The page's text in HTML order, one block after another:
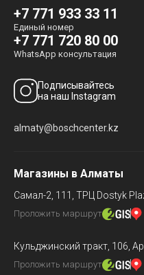
+7 771 933 33 11
Единый номер
+7 771 720 80 00
WhatsApp консультация
Подписывайтесь
на наш Instagram
almaty@boschcenter.kz
Магазины в Алматы
Самал-2, 111, ТРЦ Dostyk
Проложить маршрут
Кульджинский тракт, 106,
Проложить маршрут